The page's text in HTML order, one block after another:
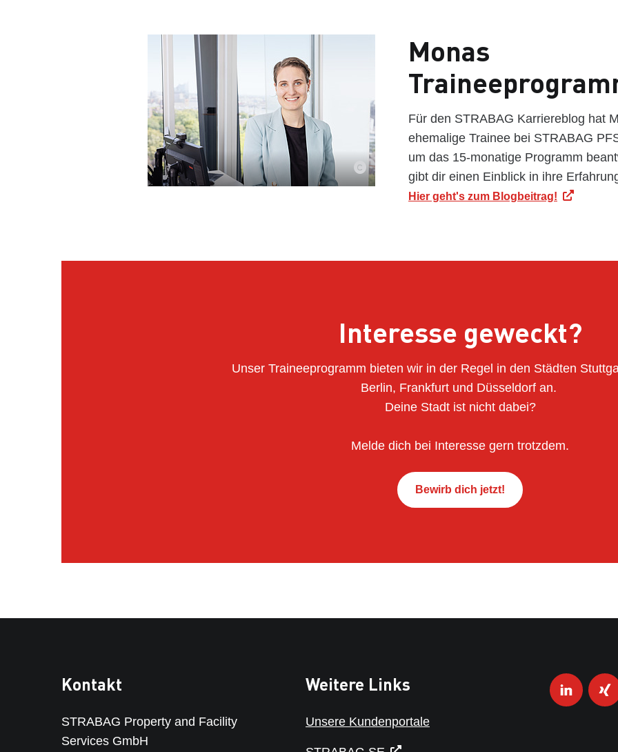
Monas
Für den STRABAG Karriereblog hat
ehemalige Trainee bei STRABAG
um das 15-monatige Programm
gibt dir einen Einblick in ihre
Hier geht's zum Blogbeitrag!
Interesse geweckt?
Unser Traineeprogramm bieten wir in der Regel in den Städten
Berlin, Frankfurt und Düsseldorf an.
Deine Stadt ist nicht dabei?
Melde dich bei Interesse gern trotzdem.
Bewirb dich jetzt!
Kontakt
STRABAG Property and Facility
Services GmbH
Weitere Links
Unsere Kundenportale